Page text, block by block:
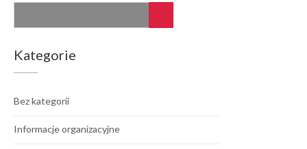
Kategorie
Bez kategorii
Informacje organizacyjne